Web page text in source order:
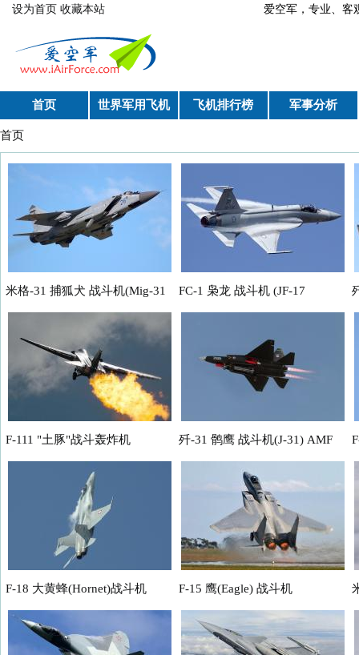
跳转到主要内容
设为首页 收藏本站 爱空军，专业、
首页 世界军用飞机 飞机排行榜 军事分析
你在这里
首页
米格-31 捕狐犬 战斗机(Mig-31
Foxhound)
FC-1 枭龙 战斗机 (JF-17
Thunder 雷电 战机)
F-111 "土豚"战斗轰炸机
(Aardvark）
歼-31 鹘鹰 战斗机(J-31) AMF
F-18 大黄蜂(Hornet)战斗机 F-15 鹰(Eagle) 战斗机